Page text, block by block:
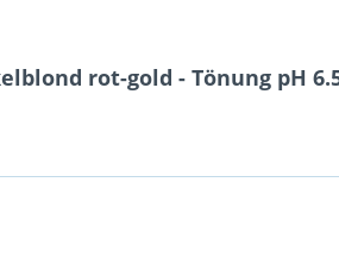
rot-gold - Tönung pH